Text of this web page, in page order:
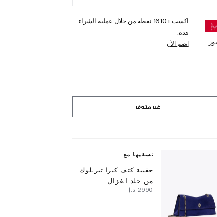
اكسب +1610 نقطة من خلال عملية الشراء
هذه.
انضم الآن
غير متوفر
نسقيها مع
حقيبة كتف كيرا تيرنلوك
من جلد الغزال